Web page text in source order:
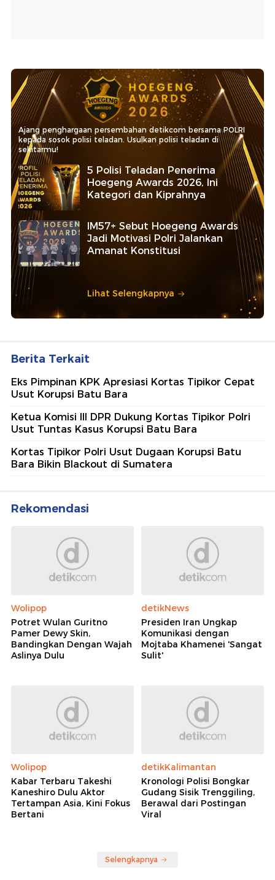
Ajang penghargaan persembahan detikcom bersama POLRI
kepada sosok polisi teladan. Usulkan polisi teladan di
sekitarmu!
5 Polisi Teladan Penerima
Hoegeng Awards 2026, Ini
Kategori dan Kiprahnya
IM57+ Sebut Hoegeng Awards
Jadi Motivasi Polri Jalankan
Amanat Konstitusi
Lihat Selengkapnya
Berita Terkait
Eks Pimpinan KPK Apresiasi Kortas Tipikor Cepat
Usut Korupsi Batu Bara
Ketua Komisi III DPR Dukung Kortas Tipikor Polri
Usut Tuntas Kasus Korupsi Batu Bara
Kortas Tipikor Polri Usut Dugaan Korupsi Batu
Bara Bikin Blackout di Sumatera
Rekomendasi
Wolipop
Potret Wulan Guritno
Pamer Dewy Skin,
Bandingkan Dengan Wajah
Aslinya Dulu
detikNews
Presiden Iran Ungkap
Komunikasi dengan
Mojtaba Khamenei 'Sangat
Sulit'
Wolipop
Kabar Terbaru Takeshi
Kaneshiro Dulu Aktor
Tertampan Asia, Kini Fokus
Bertani
detikKalimantan
Kronologi Polisi Bongkar
Gudang Sisik Trenggiling,
Berawal dari Postingan
Viral
Selengkapnya